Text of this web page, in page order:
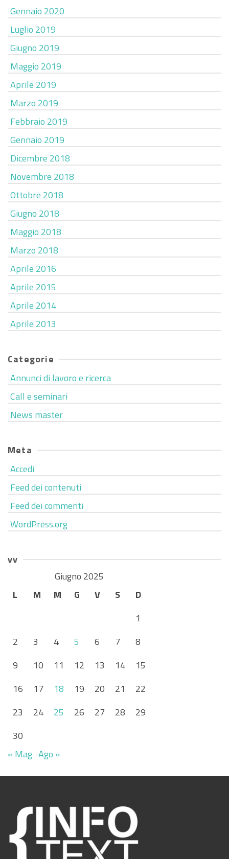
Gennaio 2020
Luglio 2019
Giugno 2019
Maggio 2019
Aprile 2019
Marzo 2019
Febbraio 2019
Gennaio 2019
Dicembre 2018
Novembre 2018
Ottobre 2018
Giugno 2018
Maggio 2018
Marzo 2018
Aprile 2016
Aprile 2015
Aprile 2014
Aprile 2013
Categorie
Annunci di lavoro e ricerca
Call e seminari
News master
Meta
Accedi
Feed dei contenuti
Feed dei commenti
WordPress.org
vv
Giugno 2025
L
M M G V S
D
1
2
3 4 5 6 7
8
9
10 11 12 13 14
15
16
17 18 19 20 21
22
23
24 25 26 27 28
29
30
« Mag Ago »